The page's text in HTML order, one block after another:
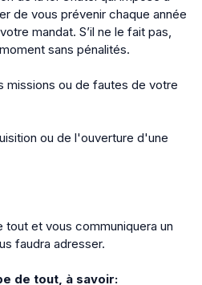
de vous prévenir chaque année
mandat. S’il ne le fait pas,
sans pénalités.
missions ou de fautes de votre
ou de l'ouverture d'une
et vous communiquera un
faudra adresser.
de tout, à savoir: